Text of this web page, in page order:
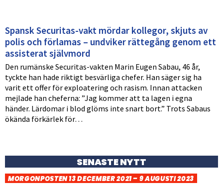
Spansk Securitas-vakt mördar kollegor, skjuts av
polis och förlamas – undviker rättegång genom ett
assisterat självmord
Den rumänske Securitas-vakten Marin Eugen Sabau, 46 år,
tyckte han hade riktigt besvärliga chefer. Han säger sig ha
varit ett offer för exploatering och rasism. Innan attacken
mejlade han cheferna: ”Jag kommer att ta lagen i egna
händer. Lärdomar i blod glöms inte snart bort.” Trots Sabaus
ökända förkärlek för…
SENASTE NYTT
MORGONPOSTEN 13 DECEMBER 2021 – 9 AUGUSTI 2023